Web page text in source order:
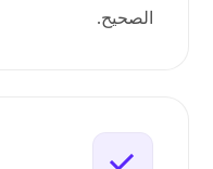
الصحيح.